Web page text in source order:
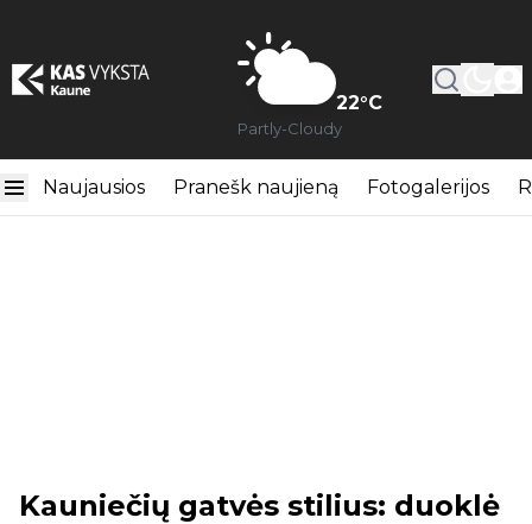
22°C
Partly-Cloudy
Naujausios Pranešk naujieną Fotogalerijos
Kauniečių gatvės stilius: duoklė